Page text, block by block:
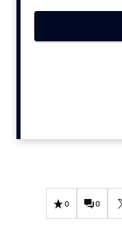
Campagnes
Data & Insights
Digital transformation
0 0